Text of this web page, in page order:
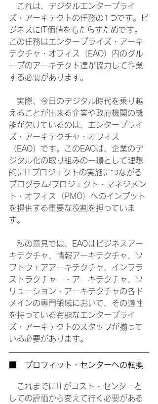
これは、デジタルエンタープライ
ズ・アーキテクトの任務の1つです。ビ
ジネスにIT価値をもたらすためです。
この任務はエンタープライズ・アーキ
テクチャ・オフィス（EAO）内のグル
ープのアーキテクト達が協力して作業
する必要があります。
実際、今日のデジタル時代を乗り越
えることが出来る企業や政府機関の機
能が欠けているのは、エンタープライ
ズ・アーキテクチャ・オフィス
（EAO）です。このEAOは、企業のデ
ジタル化の取り組みの一環として理想
的にITプロジェクトの実施につながる
プログラム/プロジェクト・マネジメン
ト・オフィス（PMO）へのインプット
を提供する重要な役割を担っていま
す。
私の意見では、EAOはビジネスアー
キテクチャ、情報アーキテクチャ、ソ
フトウェアアーキテクチャ、インフラ
ストラクチャー・アーキテクチャ、ソ
リューション・アーキテクチャの各ド
メインの専門領域において、その適性
を持っている有能なエンタープライ
ズ・アーキテクトのスタッフが揃って
いる必要があります。
■　プロフィット・センターへの転換
これまでにITがコスト・センターと
しての評価から変えて行く必要がある